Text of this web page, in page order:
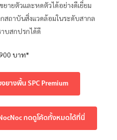
ายตัวและหดตัวได้อย่างดีเยี่ยม
สถาบันสิ่งแวดล้อมในระดับสากล
บสกปรกได้ดี
บาท*
ยางพื้น SPC Premium
กดดูโค้ดทั้งหมดได้ที่นี่